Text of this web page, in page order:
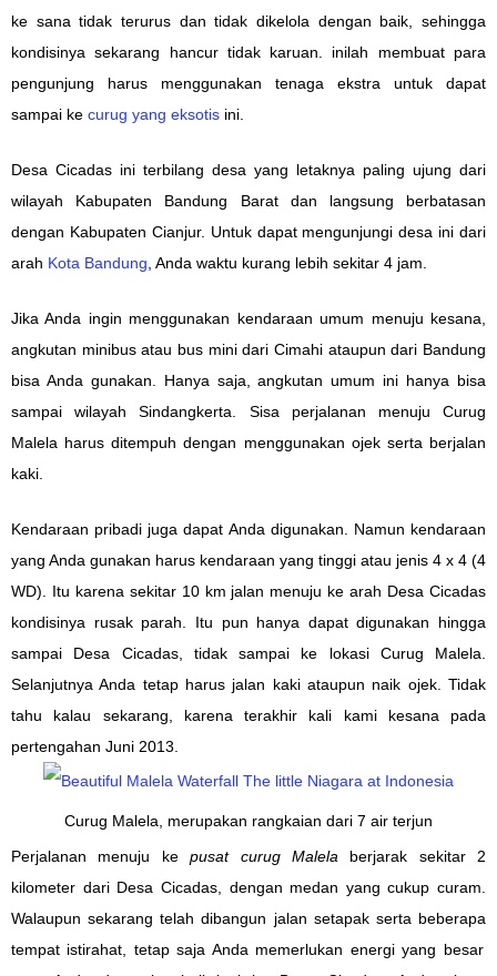
ke sana tidak terurus dan tidak dikelola dengan baik, sehingga
kondisinya sekarang hancur tidak karuan. inilah membuat para
pengunjung harus menggunakan tenaga ekstra untuk dapat
sampai ke curug yang eksotis ini.
Desa Cicadas ini terbilang desa yang letaknya paling ujung dari
wilayah Kabupaten Bandung Barat dan langsung berbatasan
dengan Kabupaten Cianjur. Untuk dapat mengunjungi desa ini dari
arah Kota Bandung , Anda waktu kurang lebih sekitar 4 jam
Jika Anda ingin menggunakan kendaraan umum menuju kesana,
angkutan minibus atau bus mini dari Cimahi ataupun dari Bandung
bisa Anda gunakan . Hanya saja, angkutanumum ini hanya bisa
sampaiwilayahSindangkerta. Sisa perjalanan menuju Curug
Malela harus ditempuh dengan menggunakan ojek serta berjalan
kaki.
Kendaraan pribadi juga dapat Anda digunakan. Namun kendaraan
yang Anda gunakan harus kendaraan yang tinggi atau jenis 4 x 4 (4
WD)
Itu karena sekitar 10 km jalan menuju ke arah Desa Cicadas
kondisinya rusak parah. Itu pun hanya dapatdigunakan hingga
sampai Desa Cicadas, tidak sampai ke lokasi Curug Malela.
Selanjutnya Anda tetap harus jalan kaki ataupun naik ojek. Tidak
tahu kalau sekarang, karena terakhir kali kami kesana pada
pertengahan Juni 2013.
Curug Malela, merupakan rangkaian dari 7 air terjun
Perjalanan menuju kepusat curug Malela berjarak sekitar 2
kilometer dari Desa Cicadas, dengan medan yangcukup curam.
Walaupunsekarang telah dibangun jalan setapak serta beberapa
tempat istirahat, tetap saja Anda memerlukan energi yang besar